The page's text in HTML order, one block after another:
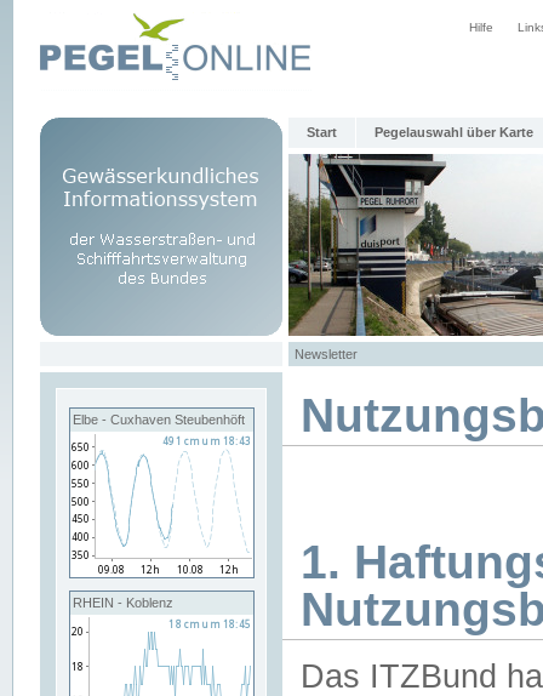
Hilfe
Start Pegelauswahl über Karte
Newsletter
Elbe - Cuxhaven Steubenhöft
RHEIN - Koblenz
1.
Das ITZBund